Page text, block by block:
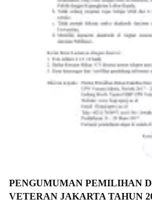
PENGUMUMAN PEMILIHAN
VETERAN JAKARTA TAHUN